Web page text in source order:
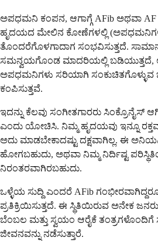
ಅಪಧಮನಿ ಕಂಪನ, ಆಗಾಗ್ಗೆ AFib ಅಥವಾ AF
ಹೃದಯದ ಮೇಲಿನ ಕೋಣೆಗಳಲ್ಲಿ
ತೊಂದರೆಗೊಳಗಾದಾಗ ಸಂಭವಿಸುತ್ತದೆ.
ಸಮನ್ವಯಗೊಂಡ ಮಾದರಿಯಲ್ಲಿ ಬಡಿಯುತ್ತದೆ,
ಅಪಧಮನಿಗಳು ಸರಿಯಾಗಿ ಸಂಕುಚಿತಗೊಳ್ಳುವ
ಕಂಪಿಸುತ್ತವೆ.
ಇದನ್ನು ಕೆಲವು ಸಂಗೀತಗಾರರು ಸಿಂಕ್ರೊನೈಸ್
ಎಂದು ಯೋಚಿಸಿ. ನಿಮ್ಮ ಹೃದಯವು ಇನ್ನೂ
ಅದು ಮಾಡಬೇಕಾದಷ್ಟು ದಕ್ಷವಾಗಿಲ್ಲ. ಈ
ಹೋಗಬಹುದು, ಅಥವಾ ನಿಮ್ಮ ನಿರ್ದಿಷ್ಟ
ನಿರಂತರವಾಗಿರಬಹುದು.
ಒಳ್ಳೆಯ ಸುದ್ದಿ ಎಂದರೆ AFib
ಪ್ರತಿಕ್ರಿಯಿಸುತ್ತದೆ. ಈ ಸ್ಥಿತಿಯಿರುವ ಅನೇಕ
ಬೆಂಬಲ ಮತ್ತು ಸ್ವಯಂ ಆರೈಕೆ
ಜೀವನವನ್ನು ನಡೆಸುತ್ತಾರೆ.